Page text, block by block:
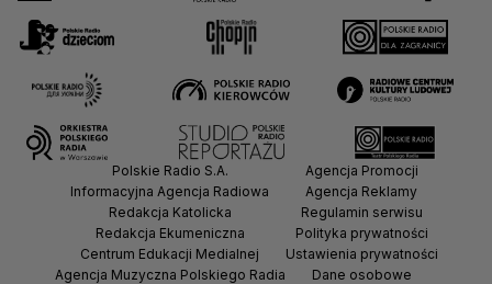
Polskie Radio S.A.
Informacyjna Agencja Radiowa
Redakcja Katolicka
Redakcja Ekumeniczna
Centrum Edukacji Medialnej
Agencja Muzyczna Polskiego Radia
Agencja Promocji
Agencja Reklamy
Regulamin serwisu
Polityka prywatności
Ustawienia prywatności
Dane osobowe